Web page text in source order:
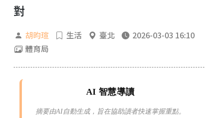
對
胡昀瑄 生活 臺北
2026-03-03 16:10
體育局
AI 智慧導讀
摘要由AI自動生成，旨在協助讀者快速掌握重點。